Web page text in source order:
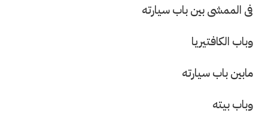
فى الممشى بين باب سيارته
وباب الكافتيريا
مابين باب سيارته
وباب بيته